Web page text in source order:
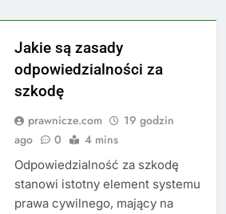
Jakie są zasady
odpowiedzialności za
szkodę
prawnicze.com
19 godzin
ago
0 4 mins
Odpowiedzialność za szkodę
stanowi istotny element systemu
prawa cywilnego, mający na